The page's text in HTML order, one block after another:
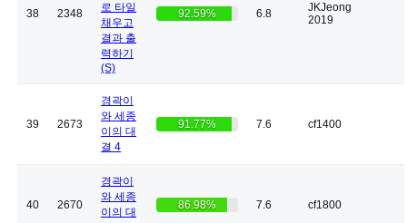
38 2348
로 타일
채우고
결과 출
력하기
(S)
92.59% 6.8
JKJeong
2019
39 2673
경곽이
와 세종
이의 대
결 4
91.77% 7.6 cf1400
40 2670
경곽이
와 세종
이의 대
86.98% 7.6 cf1800